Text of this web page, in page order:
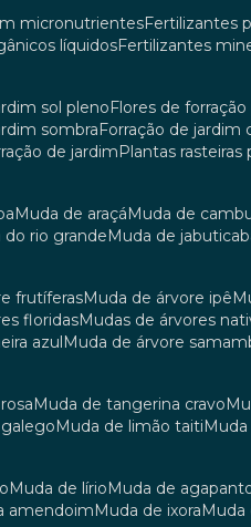
micronutrientes fertilizantes
líquidos fertilizantes
sol pleno
flores de
sombra
forração de jardim
de jardim
plantas
muda de araçá muda de
do rio grande
muda de
frutíferas
muda de árvore ipê
floridas
mudas de árvores
azul
muda de árvore
muda de tangerina cravo
galego
muda de limão taiti
muda de lírio muda de
amendoim
muda de ixora